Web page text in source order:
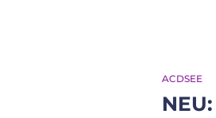
ACDSEE